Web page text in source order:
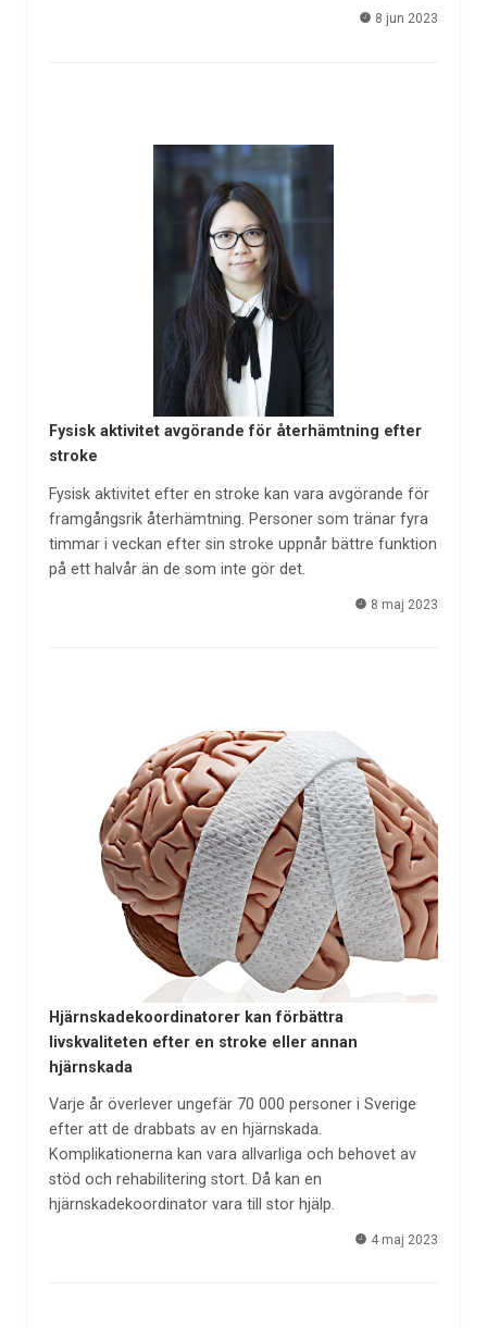
8 jun 2023
Fysisk aktivitet avgörande för återhämtning efter
stroke
Fysisk aktivitet efter en stroke kan vara avgörande för
framgångsrik återhämtning. Personer som tränar fyra
timmar i veckan efter sin stroke uppnår bättre funktion
på ett halvår än de som inte gör det.
8 maj 2023
Hjärnskadekoordinatorer kan förbättra
livskvaliteten efter en stroke eller annan
hjärnskada
Varje år överlever ungefär 70 000 personer i Sverige
efter att de drabbats av en hjärnskada.
Komplikationerna kan vara allvarliga och behovet av
stöd och rehabilitering stort. Då kan en
hjärnskadekoordinator vara till stor hjälp.
4 maj 2023